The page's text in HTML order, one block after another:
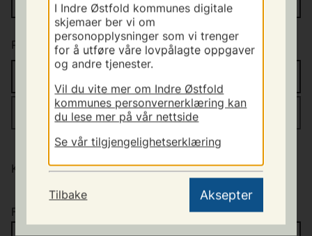
I Indre Østfold kommunes digitale
skjemaer ber vi om
personopplysninger som vi trenger
for å utføre våre lovpålagte oppgaver
og andre tjenester.
Vil du vite mer om Indre Østfold
kommunes personvernerklæring kan
du lese mer på vår nettside
Se vår tilgjengelighetserklæring
Tilbake Aksepter
Postnr /sted *
Kontaktperson
Fornavn